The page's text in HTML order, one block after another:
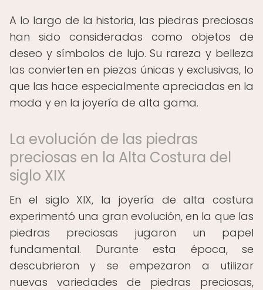
A lo largo de la historia, las piedras preciosas
han sido consideradas como objetos de
deseo y símbolos de lujo. Su rareza y belleza
las convierten en piezas únicas y exclusivas, lo
que las hace especialmente apreciadas en la
moda y en la joyería de alta gama.
La evolución de las piedras
preciosas en la Alta Costura del
siglo XIX
En el siglo XIX, la joyería de alta costura
experimentó una gran evolución, en la que las
piedras preciosas jugaron un papel
fundamental. Durante esta época, se
descubrieron y se empezaron a utilizar
nuevas variedades de piedras preciosas,